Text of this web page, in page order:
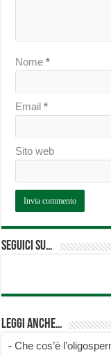
Nome*
Email*
Sito web
Seguici su…
Leggi anche…
-Che cos’è